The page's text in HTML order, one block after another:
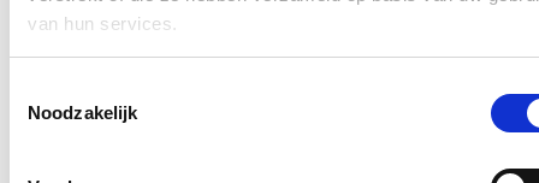
van hun services.
Noodzakelijk
Koninkrijk om inspectierapporten van
gecontroleerde vaartuigen te delen
13/05/25
inspectierapporten van de 5 gecontroleerde Belgische vaartuigen in